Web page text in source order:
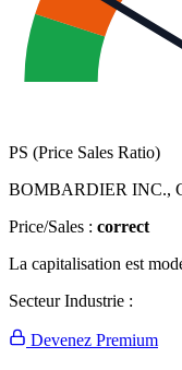
PS (Price Sales Ratio)
BOMBARDIER INC.,
Price/Sales : correct
La capitalisation est
Secteur Industrie :
Devenez Premium